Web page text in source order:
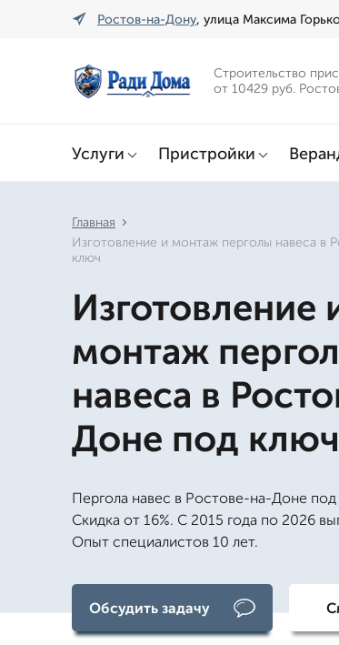
Ростов-на-Дону, улица Максима
Строительство
от 10429 руб.
Услуги Пристройки
Главная
Изготовление и монтаж перголы навеса в
ключ
Изготовление
монтаж
навеса в
Доне под ключ
Пергола навес в Ростове-на-Доне
Скидка от 16%. С 2015 года по 2026
Опыт специалистов 10 лет.
Обсудить задачу